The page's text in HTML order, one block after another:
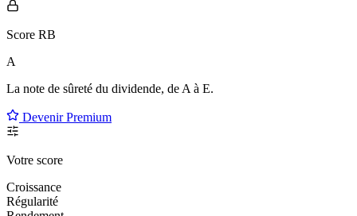
Score RB
A
La note de sûreté du dividende, de A à E.
Devenir Premium
Votre score
Croissance
Régularité